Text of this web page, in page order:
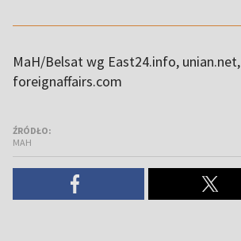
MaH/Belsat wg East24.info, unian.net,
foreignaffairs.com
ŹRÓDŁO:
MAH